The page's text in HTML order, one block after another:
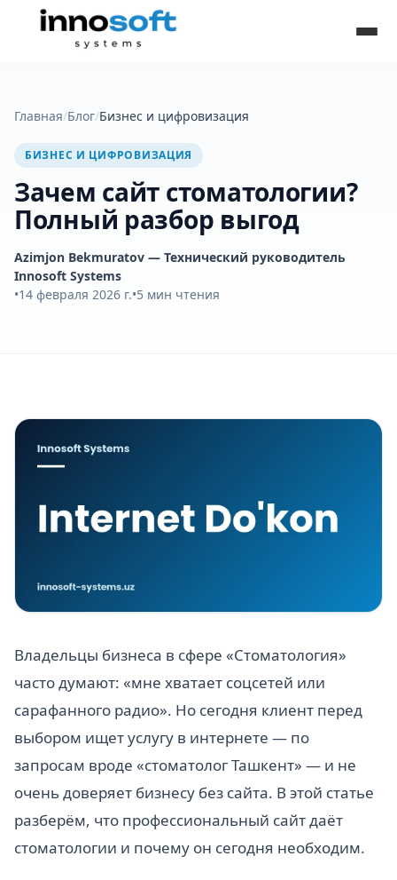
Главная/Блог/Бизнес и цифровизация
БИЗНЕС И ЦИФРОВИЗАЦИЯ
Зачем сайт стоматологии?
Полный разбор выгод
Azimjon Bekmuratov — Технический руководитель
Innosoft Systems
•14 февраля 2026 г.•5 мин чтения
Владельцы бизнеса в сфере «Стоматология»
часто думают: «мне хватает соцсетей или
сарафанного радио». Но сегодня клиент перед
выбором ищет услугу в интернете — по
запросам вроде «стоматолог Ташкент» — и не
очень доверяет бизнесу без сайта. В этой статье
разберём, что профессиональный сайт даёт
стоматологии и почему он сегодня необходим.